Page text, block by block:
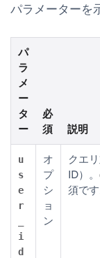
パラメーターを
パ
ラ
メ
ー
タ
ー
必
須
説明
u
s
e
r
i
d
オ
プ
シ
ョ
ン
クエ
ID）。
須です